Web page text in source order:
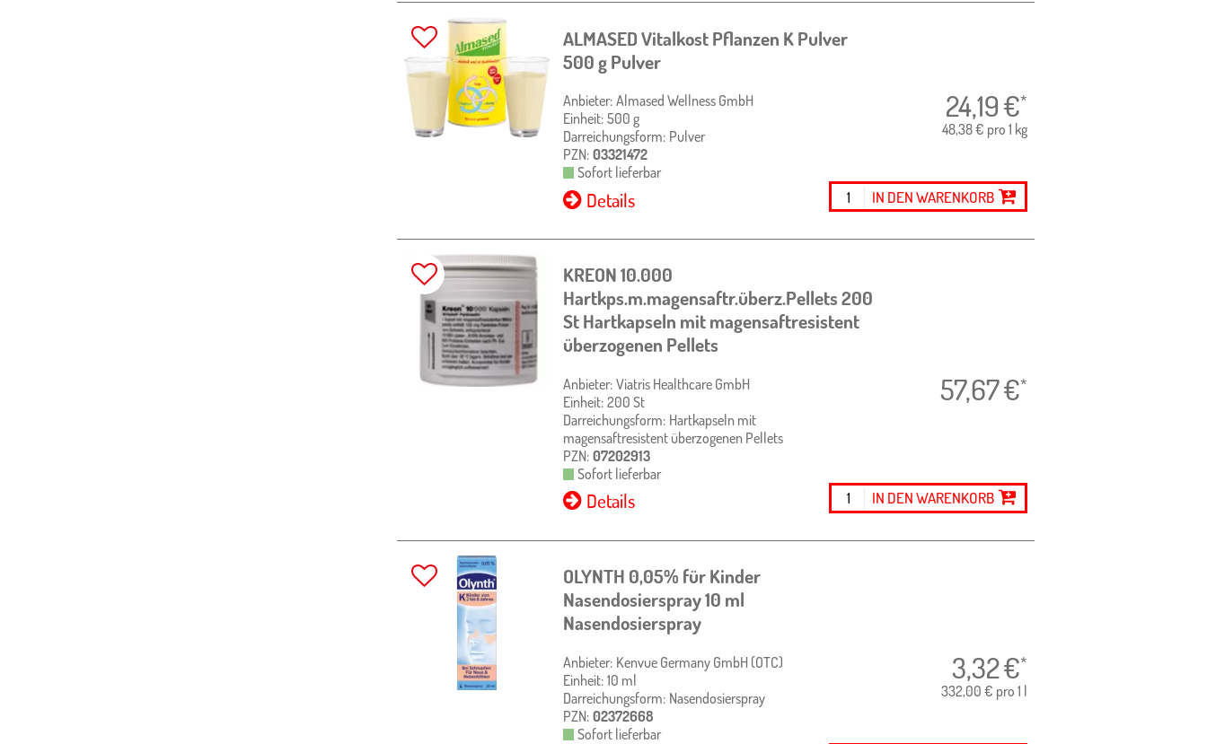
ALMASED Vitalkost Pflanzen K Pulver
500 gPulver
Anbieter: Almased Wellness GmbH
Einheit: 500 g
Darreichungsform: Pulver
PZN: 03321472
24,19€*
48,38 € pro 1 kg
Sofort lieferbar
IN DEN WARENKORB
Details
KREON 10.000
Hartkps.m.magensaftr.überz.Pellets200
StHartkapseln mit magensaftresistent
überzogenen Pellets
Anbieter: Viatris Healthcare GmbH
Einheit: 200 St
Darreichungsform: Hartkapseln mit
magensaftresistent überzogenen Pellets
PZN: 07202913
57,67€*
Sofort lieferbar
IN DEN WARENKORB
Details
OLYNTH 0,05% für Kinder
Nasendosierspray10 ml
Nasendosierspray
Anbieter: Kenvue Germany GmbH (OTC)
Einheit: 10 ml
Darreichungsform: Nasendosierspray
PZN: 02372668
3,32€*
332,00 € pro 1 l
Sofort lieferbar